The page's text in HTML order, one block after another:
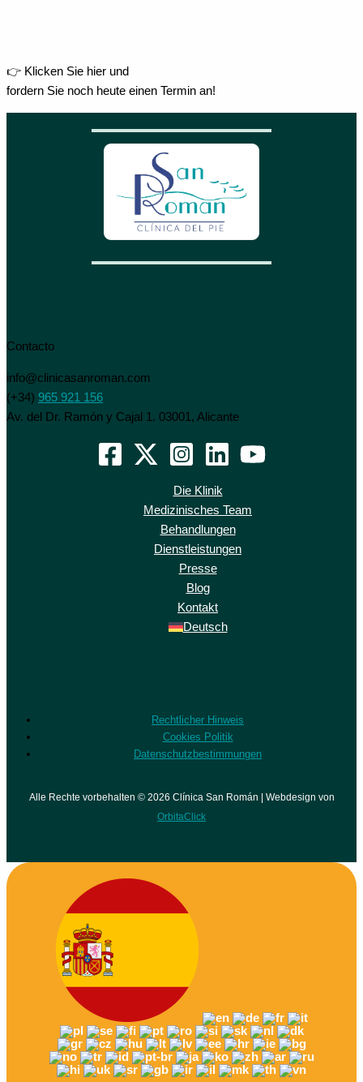
👉 Klicken Sie hier und
fordern Sie noch heute einen Termin an!
Contacto
info@clinicasanroman.com
(+34) 965 921 156
Av. del Dr. Ramón y Cajal 1. 03001, Alicante
Die Klinik
Medizinisches Team
Behandlungen
Dienstleistungen
Presse
Blog
Kontakt
Deutsch
Rechtlicher Hinweis
Cookies Politik
Datenschutzbestimmungen
Alle Rechte vorbehalten © 2026 Clínica San Román | Webdesign von
OrbitaClick